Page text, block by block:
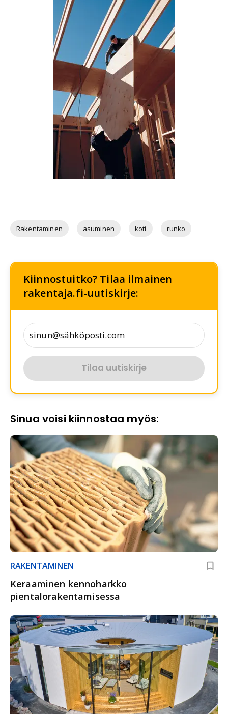
Rakentaminen asuminen koti runko
Kiinnostuitko? Tilaa ilmainen
rakentaja.fi-uutiskirje:
Tilaa uutiskirje
Sinua voisi kiinnostaa myös:
RAKENTAMINEN
Keraaminen kennoharkko
pientalorakentamisessa